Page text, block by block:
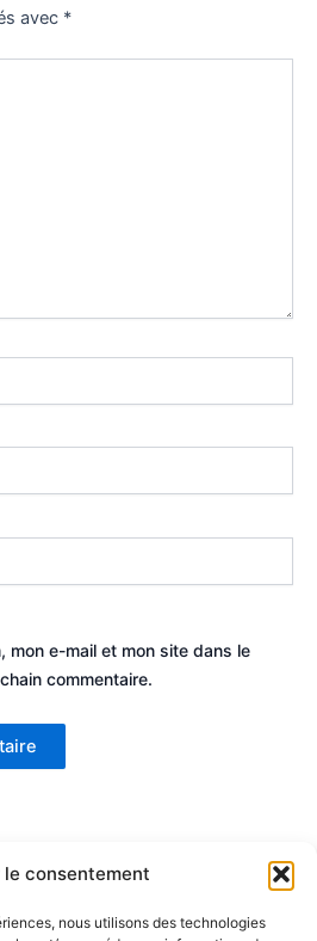
le consentement
nous utilisons des technologies
avec *
mon e-mail et mon site dans le
commentaire.